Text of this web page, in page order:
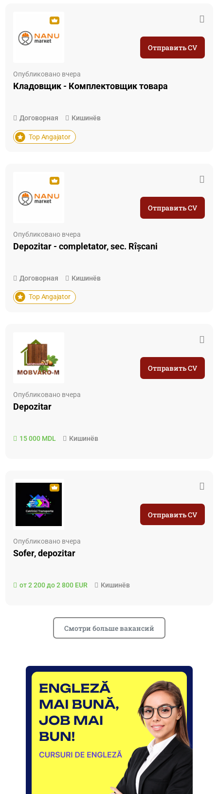
Опубликовано вчера
Кладовщик - Комплектовщик товара
Договорная Кишинёв
Top Angajator
Отправить CV
Опубликовано вчера
Depozitar - completator, sec. Rîșcani
Договорная Кишинёв
Top Angajator
Отправить CV
Опубликовано вчера
Depozitar
15 000 MDL Кишинёв
Отправить CV
Опубликовано вчера
Sofer, depozitar
от 2 200 до 2 800 EUR Кишинёв
Отправить CV
Смотри больше вакансий